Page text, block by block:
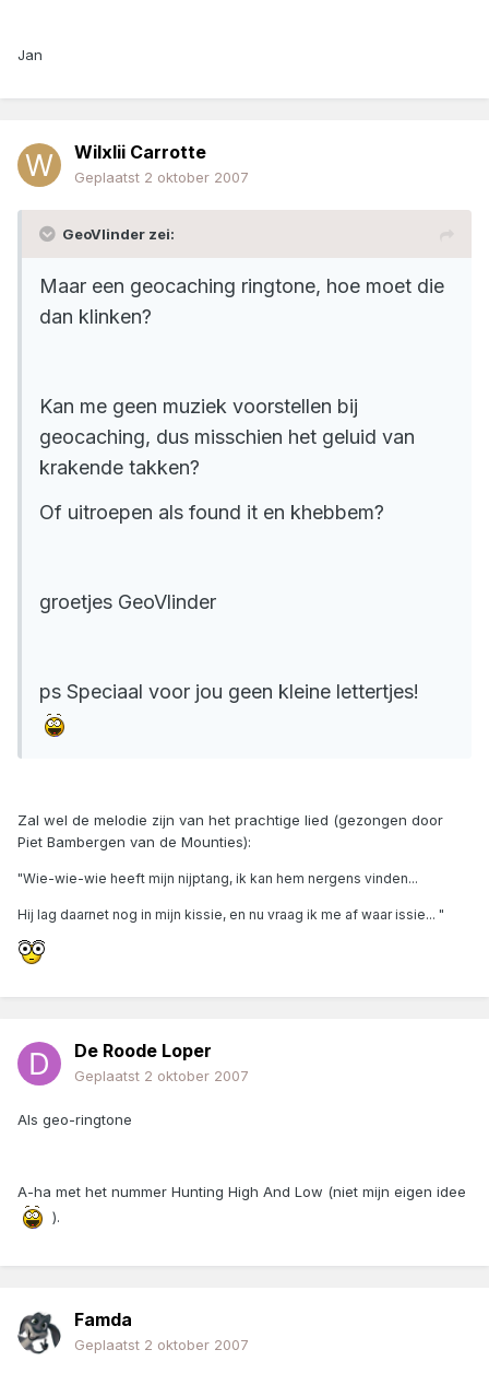
Jan
Wilxlii Carrotte
Geplaatst 2 oktober 2007
GeoVlinder zei:
Maar een geocaching ringtone, hoe moet die
dan klinken?
Kan me geen muziek voorstellen bij
geocaching, dus misschien het geluid van
krakende takken?
Of uitroepen als found it en khebbem?
groetjes GeoVlinder
ps Speciaal voor jou geen kleine lettertjes!
Zal wel de melodie zijn van het prachtige lied (gezongen door
Piet Bambergen van de Mounties):
"Wie-wie-wie heeft mijn nijptang, ik kan hem nergens vinden...
Hij lag daarnet nog in mijn kissie, en nu vraag ik me af waar issie... "
De Roode Loper
Geplaatst 2 oktober 2007
Als geo-ringtone
A-ha met het nummer Hunting High And Low (niet mijn eigen idee
).
Famda
Geplaatst 2 oktober 2007